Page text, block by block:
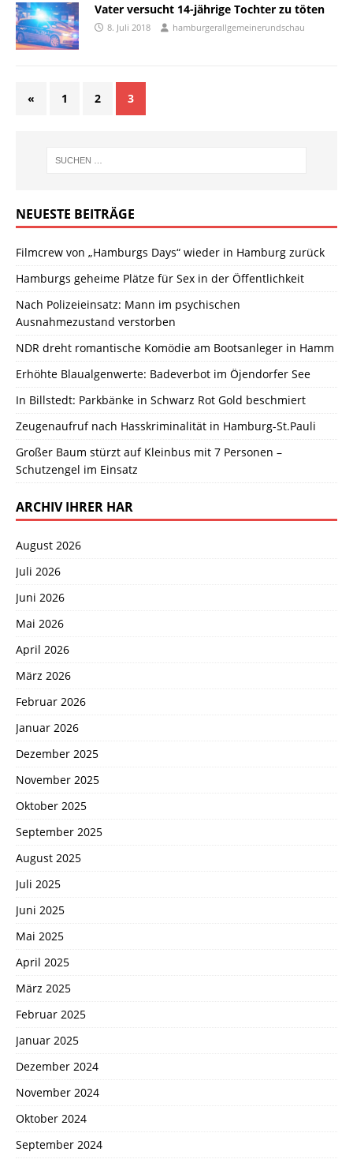
Vater versucht 14-jährige Tochter zu töten
8. Juli 2018 hamburgerallgemeinerundschau
« 1 2 3
NEUESTE BEITRÄGE
Filmcrew von „Hamburgs Days“ wieder in Hamburg zurück
Hamburgs geheime Plätze für Sex in der Öffentlichkeit
Nach Polizeieinsatz: Mann im psychischen
Ausnahmezustand verstorben
NDR dreht romantische Komödie am Bootsanleger in Hamm
Erhöhte Blaualgenwerte: Badeverbot im Öjendorfer See
In Billstedt: Parkbänke in Schwarz Rot Gold beschmiert
Zeugenaufruf nach Hasskriminalität in Hamburg-St.Pauli
Großer Baum stürzt auf Kleinbus mit 7 Personen –
Schutzengel im Einsatz
ARCHIV IHRER HAR
August 2026
Juli 2026
Juni 2026
Mai 2026
April 2026
März 2026
Februar 2026
Januar 2026
Dezember 2025
November 2025
Oktober 2025
September 2025
August 2025
Juli 2025
Juni 2025
Mai 2025
April 2025
März 2025
Februar 2025
Januar 2025
Dezember 2024
November 2024
Oktober 2024
September 2024